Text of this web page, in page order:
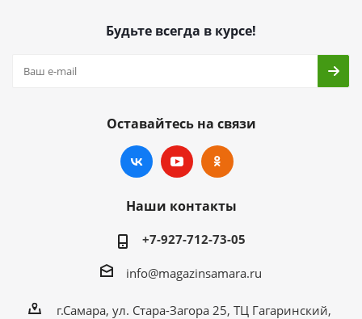
Будьте всегда в курсе!
Оставайтесь на связи
Наши контакты
+7-927-712-73-05
info@magazinsamara.ru
г.Самара, ул. Стара-Загора 25, ТЦ Гагаринский,